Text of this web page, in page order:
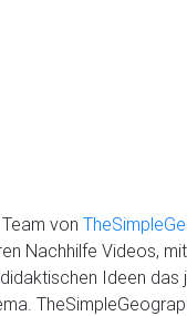
von
Nachhilfe Videos,
Ideen das